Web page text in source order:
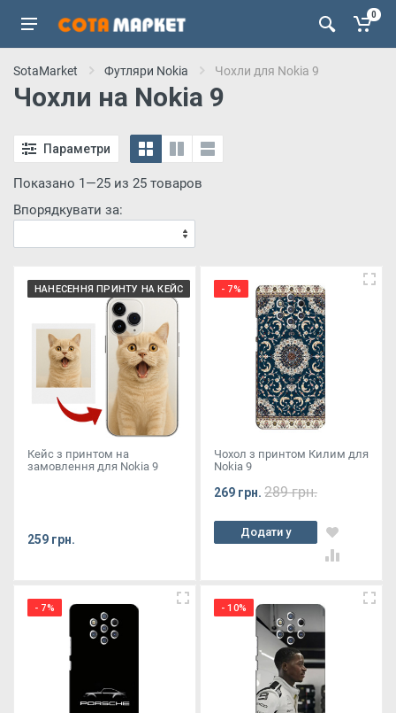
0
SotaMarket Футляри Nokia Чохли для Nokia 9
Чохли на Nokia 9
Параметри
Показано 1—25 из 25 товаров
Впорядкувати за:
НАНЕСЕННЯ ПРИНТУ НА КЕЙС
Кейс з принтом на
замовлення для Nokia 9
259 грн.
- 7%
Чохол з принтом Килим для
Nokia 9
269 грн. 289 грн.
Додати у
кошик
- 7% - 10%